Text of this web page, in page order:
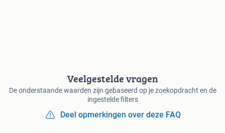
Veelgestelde vragen
De onderstaande waarden zijn gebaseerd op je zoekopdracht en de
ingestelde filters
Deel opmerkingen over deze FAQ